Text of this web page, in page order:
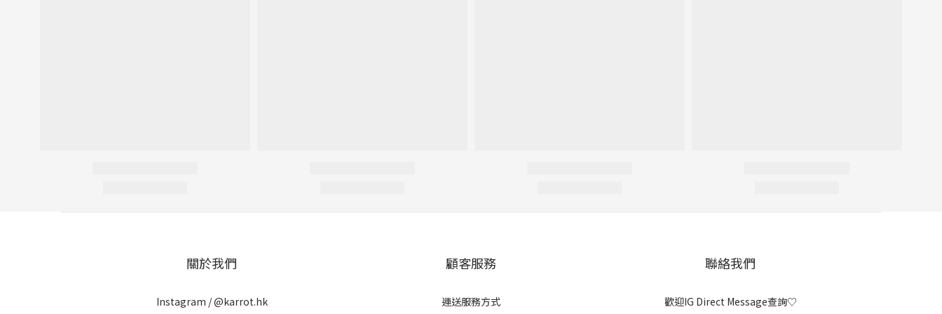
關於我們
Instagram /@karrot.hk
顧客服務
運送服務方式
聯絡我們
歡迎IG Direct Message查詢♡